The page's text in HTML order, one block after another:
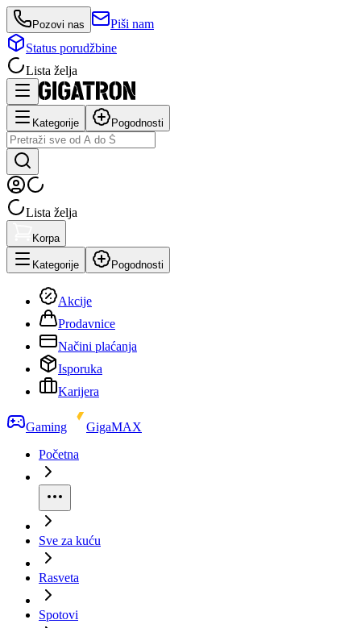
Pozovi nas
Piši nam
Status porudžbine
Lista želja
Kategorije Pogodnosti
Lista želja
Korpa
Kategorije Pogodnosti
Akcije
Prodavnice
Načini plaćanja
Isporuka
Karijera
Gaming
GigaMAX
Početna
Sve za kuću
Rasveta
Spotovi